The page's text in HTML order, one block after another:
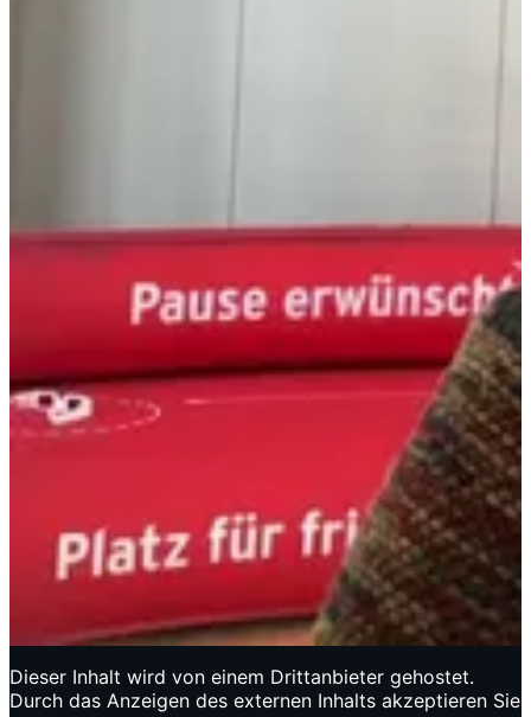
Dieser Inhalt wird von einem Drittanbieter gehostet.
Durch das Anzeigen des externen Inhalts akzeptieren Sie